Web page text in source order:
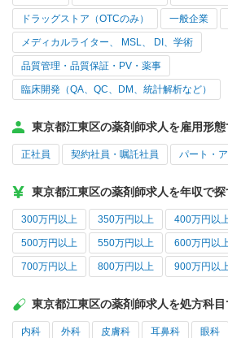
ドラッグストア（OTCのみ） 一般企業
メディカルライター、 MSL、 DI、学術
品質管理・品質保証・PV・薬事
臨床開発（QA、QC、DM、統計解析など）
東京都江東区の薬剤師求人を雇用形
正社員 契約社員・嘱託社員 パート・
東京都江東区の薬剤師求人を年収で探
300万円以上 350万円以上 400万円以
500万円以上 550万円以上 600万円以
700万円以上 800万円以上 900万円以
東京都江東区の薬剤師求人を処方科
内科 外科 皮膚科 耳鼻科 眼科